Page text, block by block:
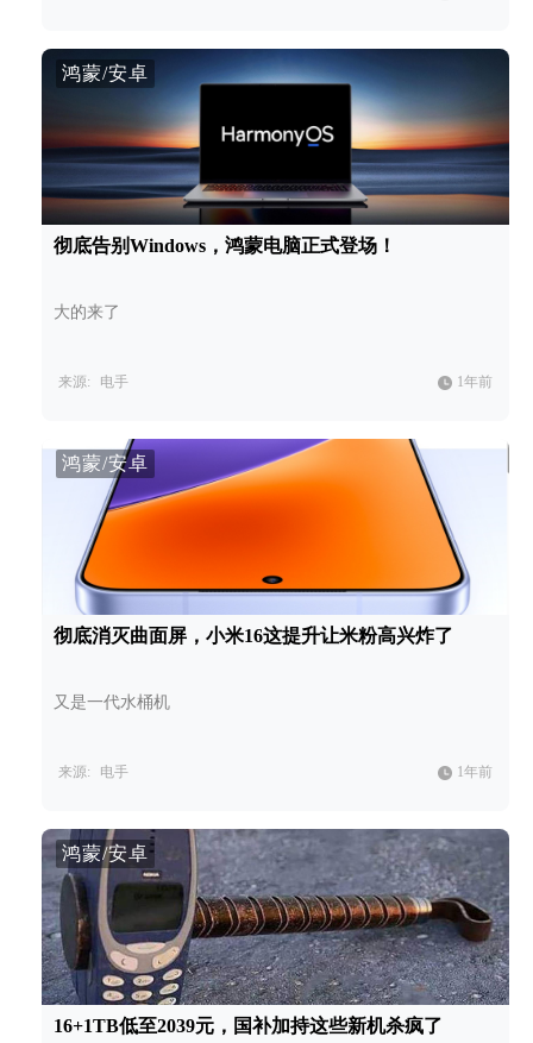
鸿蒙/安卓
彻底告别Windows，鸿蒙电脑正式登场！
大的来了
来源: 电手 1年前
鸿蒙/安卓
彻底消灭曲面屏，小米16这提升让米粉高兴炸了
又是一代水桶机
来源: 电手 1年前
鸿蒙/安卓
16+1TB低至2039元，国补加持这些新机杀疯了